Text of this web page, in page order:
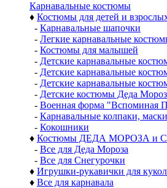
Карнавальные костюмы
♦ Костюмы для детей и
- Карнавальные шапочки
- Легкие карнавальные
- Костюмы для малышей
- Детские карнавальные
- Детские карнавальные
- Детские карнавальные
- Детские костюмы Деда
- Военная форма "Вспоминая
- Карнавальные колпаки,
- Кокошники
♦ Костюмы ДЕДА МОРОЗА и
- Все для Деда Мороза
- Все для Снегурочки
♦ Игрушки-рукавички для
♦ Все для карнавала